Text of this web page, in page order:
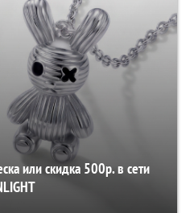
или скидка 500р. в сети